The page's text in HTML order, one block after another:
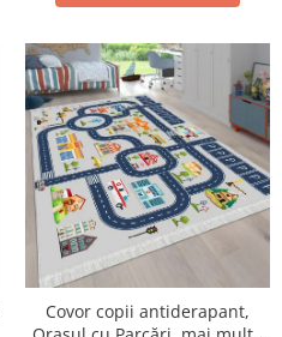
Covor copii antiderapant,